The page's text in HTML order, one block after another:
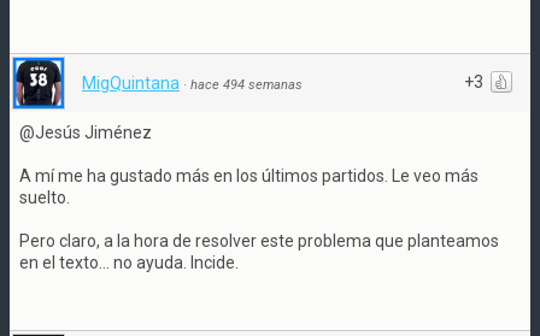
+3
MigQuintana · hace 494 semanas
@Jesús Jiménez
A mí me ha gustado más en los últimos partidos. Le veo más
suelto.
Pero claro, a la hora de resolver este problema que planteamos
en el texto... no ayuda. Incide.